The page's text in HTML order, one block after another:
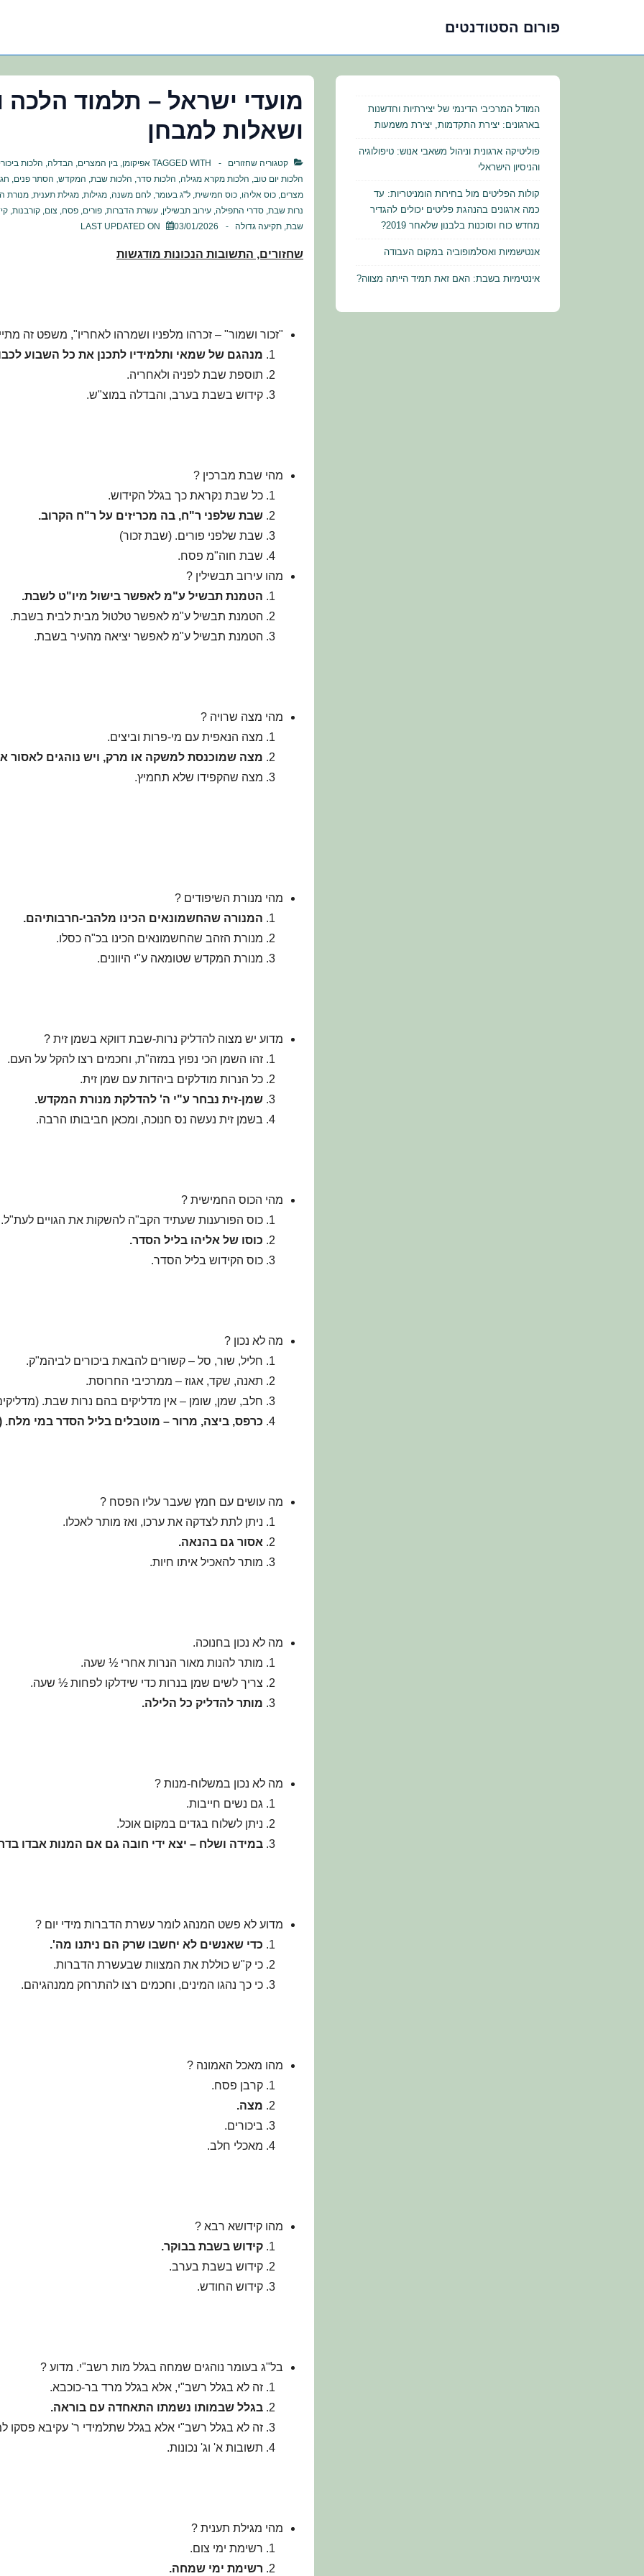
פורום הסטודנטים
מועדי ישראל – תלמוד הלכה
ושאלות למבחן
קטגוריה שחזורים TAGGED WITH אפיקומן, בין המצרים, הבדלה, הלכות
הלכות יום טוב, הלכות מקרא מגילה, הלכות סדר, הלכות שבת, המקדש, הסתר פנים,
מצרים, כוס אליהו, כוס חמישית, ל"ג בעומר, לחם משנה, מגילות, מגילת תענית, מנורת
נרות שבת, סדרי התפילה, עירוב תבשילין, עשרת הדברות, פורים, פסח, צום, קורבנות,
שבת, תקיעה גדולה LAST UPDATED ON 03/01/2026
שחזורים, התשובות הנכונות מודגשות
"זכור ושמור" – זכרהו מלפניו ושמרהו לאחריו", משפט זה
מנהגם של שמאי ותלמידיו לתכנן את כל השבוע
תוספת שבת לפניה ולאחריה.
קידוש בשבת בערב, והבדלה במוצ"ש.
מהי שבת מברכין ?
כל שבת נקראת כך בגלל הקידוש.
שבת שלפני ר"ח, בה מכריזים על ר"ח הקרוב.
שבת שלפני פורים. (שבת זכור)
שבת חוה"מ פסח.
מהו עירוב תבשילין ?
הטמנת תבשיל ע"מ לאפשר בישול מיו"ט לשבת.
הטמנת תבשיל ע"מ לאפשר טלטול מבית לבית בשבת.
הטמנת תבשיל ע"מ לאפשר יציאה מהעיר בשבת.
מהי מצה שרויה ?
מצה הנאפית עם מי-פרות וביצים.
מצה שמוכנסת למשקה או מרק, ויש נוהגים לאסור
מצה שהקפידו שלא תחמיץ.
מהי מנורת השיפודים ?
המנורה שהחשמונאים הכינו מלהבי-חרבותיהם.
מנורת הזהב שהחשמונאים הכינו בכ"ה כסלו.
מנורת המקדש שטומאה ע"י היוונים.
מדוע יש מצוה להדליק נרות-שבת דווקא בשמן זית ?
זהו השמן הכי נפוץ במזה"ת, וחכמים רצו להקל על העם.
כל הנרות מודלקים ביהדות עם שמן זית.
שמן-זית נבחר ע"י ה' להדלקת מנורת המקדש.
בשמן זית נעשה נס חנוכה, ומכאן חביבותו הרבה.
מהי הכוס החמישית ?
כוס הפורענות שעתיד הקב"ה להשקות את הגויים לעת"ל.
כוסו של אליהו בליל הסדר.
כוס הקידוש בליל הסדר.
מה לא נכון ?
חליל, שור, סל – קשורים להבאת ביכורים לביהמ"ק.
תאנה, שקד, אגוז – ממרכיבי החרוסת.
חלב, שמן, שומן – אין מדליקים בהם נרות שבת.
כרפס, ביצה, מרור – מוטבלים בליל הסדר במי מלח.
מה עושים עם חמץ שעבר עליו הפסח ?
ניתן לתת לצדקה את ערכו, ואז מותר לאכלו.
אסור גם בהנאה.
מותר להאכיל איתו חיות.
מה לא נכון בחנוכה.
מותר להנות מאור הנרות אחרי ½ שעה.
צריך לשים שמן בנרות כדי שידלקו לפחות ½ שעה.
מותר להדליק כל הלילה.
מה לא נכון במשלוח-מנות ?
גם נשים חייבות.
ניתן לשלוח בגדים במקום אוכל.
במידה ושלח – יצא ידי חובה גם אם המנות אבדו
מדוע לא פשט המנהג לומר עשרת הדברות מידי יום ?
כדי שאנשים לא יחשבו שרק הם ניתנו מה'.
כי ק"ש כוללת את המצוות שבעשרת הדברות.
כי כך נהגו המינים, וחכמים רצו להתרחק ממנהגיהם.
מהו מאכל האמונה ?
קרבן פסח.
מצה.
ביכורים.
מאכלי חלב.
מהו קידושא רבא ?
קידוש בשבת בבוקר.
קידוש בשבת בערב.
קידוש החודש.
בל"ג בעומר נוהגים שמחה בגלל מות רשב"י. מדוע ?
זה לא בגלל רשב"י, אלא בגלל מרד בר-כוכבא.
בגלל שבמותו נשמתו התאחדה עם בוראה.
זה לא בגלל רשב"י אלא בגלל שתלמידי ר' עקיבא פסקו
תשובות א' וג' נכונות.
מהי מגילת תענית ?
רשימת ימי צום.
רשימת ימי שמחה.
המודל המרכיבי הדינמי של יצירתיות וחדשנות
בארגונים: יצירת התקדמות, יצירת משמעות
פוליטיקה ארגונית וניהול משאבי אנוש: טיפולוגיה
והניסיון הישראלי
קולות הפליטים מול בחירות הומניטריות: עד
כמה ארגונים בהנהגת פליטים יכולים להגדיר
מחדש כוח וסוכנות בלבנון שלאחר 2019?
אנטישמיות ואסלמופוביה במקום העבודה
אינטימיות בשבת: האם זאת תמיד הייתה מצווה?